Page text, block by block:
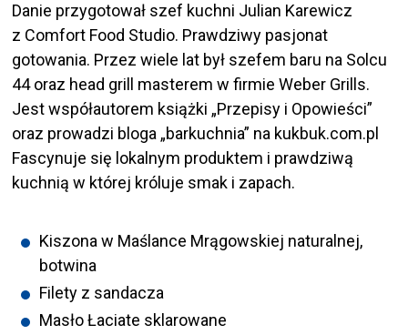
Danie przygotował szef kuchni Julian Karewicz
z Comfort Food Studio. Prawdziwy pasjonat
gotowania. Przez wiele lat był szefem baru na Solcu
44 oraz head grill masterem w firmie Weber Grills.
Jest współautorem książki „Przepisy i Opowieści”
oraz prowadzi bloga „barkuchnia” na kukbuk.com.pl
Fascynuje się lokalnym produktem i prawdziwą
kuchnią w której króluje smak i zapach.
Kiszona w Maślance Mrągowskiej naturalnej,
botwina
Filety z sandacza
Masło Łaciate sklarowane